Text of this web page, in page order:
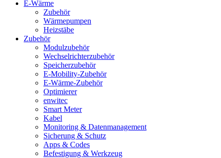
E-Wärme
Zubehör
Wärmepumpen
Heizstäbe
Zubehör
Modulzubehör
Wechselrichterzubehör
Speicherzubehör
E-Mobility-Zubehör
E-Wärme-Zubehör
Optimierer
enwitec
Smart Meter
Kabel
Monitoring & Datenmanagement
Sicherung & Schutz
Apps & Codes
Befestigung & Werkzeug